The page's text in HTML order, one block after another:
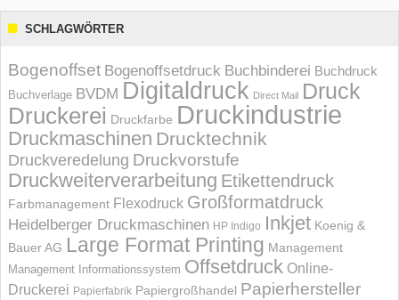
SCHLAGWÖRTER
Bogenoffset Bogenoffsetdruck Buchbinderei Buchdruck
Buchverlage BVDM Digitaldruck Direct Mail Druck
Druckerei Druckfarbe Druckindustrie
Druckmaschinen Drucktechnik
Druckveredelung Druckvorstufe
Druckweiterverarbeitung Etikettendruck
Farbmanagement Flexodruck Großformatdruck
Heidelberger Druckmaschinen HP Indigo Inkjet Koenig &
Bauer AG Large Format Printing Management
Management Informations­system Offsetdruck Online-
Druckerei Papierfabrik Papiergroßhandel Papierhersteller